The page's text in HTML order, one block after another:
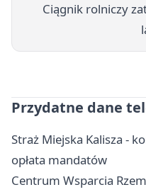
Ciągnik rolniczy
Przydatne dane
Straż Miejska Kalisza -
opłata mandatów
Centrum Wsparcia